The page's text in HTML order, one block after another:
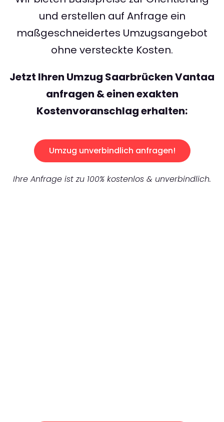
und erstellen auf Anfrage ein
maßgeschneidertes Umzugsangebot
ohne versteckte Kosten.
Jetzt Ihren Umzug Saarbrücken Vantaa
anfragen & einen exakten
Kostenvoranschlag erhalten:
Umzug unverbindlich anfragen!
Ihre Anfrage ist zu 100% kostenlos & unverbindlich.